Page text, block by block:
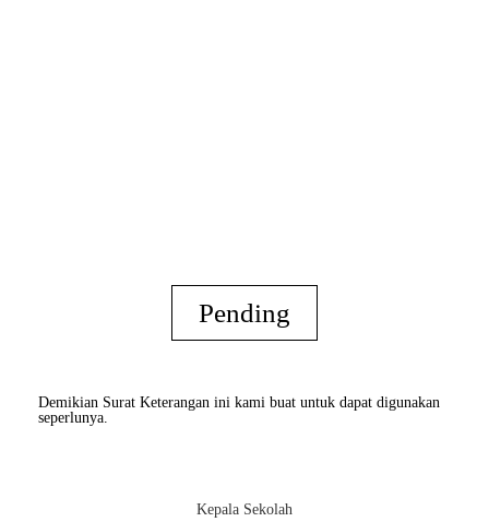
Pending
Demikian Surat Keterangan ini kami buat untuk dapat digunakan
seperlunya.
Kepala Sekolah